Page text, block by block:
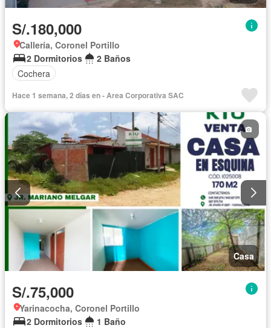
S/.180,000
Callería, Coronel Portillo
2 Dormitorios
2 Baños
Cochera
Hace 1 semana, 2 días en - Area Corporativa SAC
Casa
S/.75,000
Yarinacocha, Coronel Portillo
2 Dormitorios
1 Baño